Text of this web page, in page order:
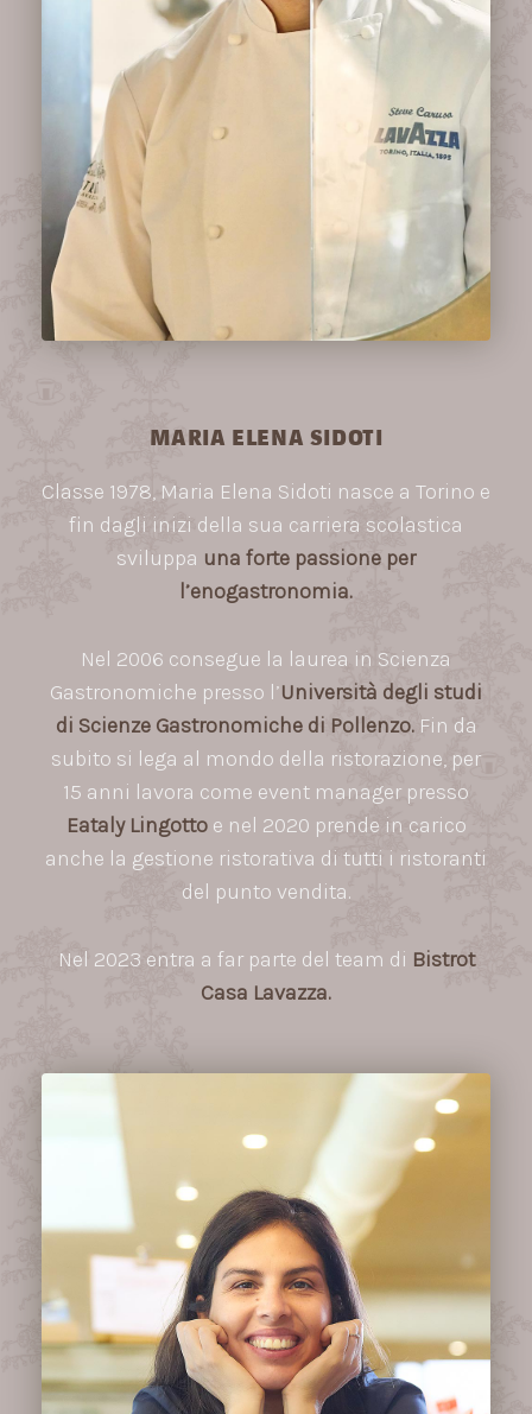
MARIA ELENA SIDOTI
Classe 1978, Maria Elena Sidoti nasce a Torino e
fin dagli inizi della sua carriera scolastica
sviluppa una forte passione per
l’enogastronomia.
Nel 2006 consegue la laurea in Scienza
Gastronomiche presso l’Università degli studi
di Scienze Gastronomiche di Pollenzo.Fin da
subito si lega al mondo della ristorazione, per
15 anni lavora come event manager presso
Eataly Lingottoe nel 2020 prende in carico
anche la gestione ristorativa di tutti i ristoranti
del punto vendita.
Nel 2023 entra a far parte del team di Bistrot
Casa Lavazza.